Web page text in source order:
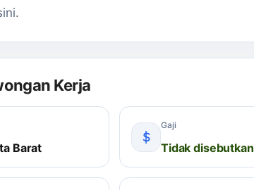
Kerja
Barat
Gaji
Tidak disebutkan